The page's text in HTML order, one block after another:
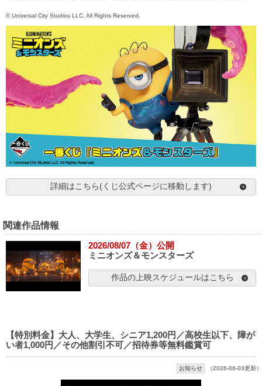
© Universal City Studios LLC. All Rights Reserved.
詳細はこちら(くじ公式ページに移動します)
関連作品情報
2026/08/07（金）公開
ミニオンズ＆モンスターズ
作品の上映スケジュールはこちら
【特別料金】大人、大学生、シニア1,200円／高校生以下、障が
い者1,000円／その他割引不可／招待券等無料鑑賞可
お知らせ （2026-06-03更新）